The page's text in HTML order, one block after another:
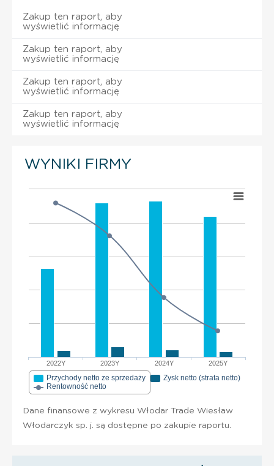
Zakup ten raport, aby
wyświetlić informację
Zakup ten raport, aby
wyświetlić informację
Zakup ten raport, aby
wyświetlić informację
Zakup ten raport, aby
wyświetlić informację
WYNIKI FIRMY
2022Y 2023Y 2024Y 2025Y
Przychody netto ze sprzedaży
Zysk netto (strata netto)
Rentowność netto
Dane finansowe z wykresu Włodar Trade Wiesław
Włodarczyk sp. j. są dostępne po zakupie raportu.